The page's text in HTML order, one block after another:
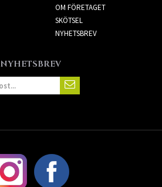
OM FÖRETAGET
SKÖTSEL
NYHETSBREV
NYHETSBREV